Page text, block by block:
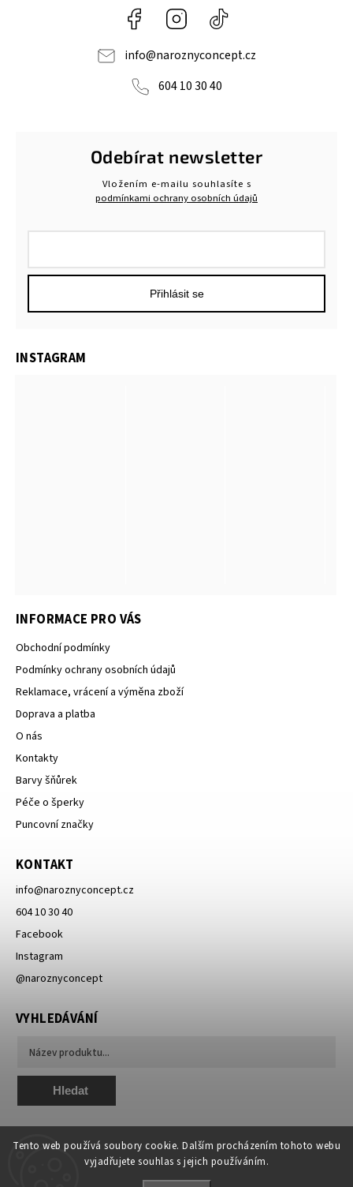
Tento web používá soubory cookie. Dalším procházením tohoto webu
vyjadřujete souhlas s jejich používáním.
Facebook Instagram
info@naroznyconcept.cz
604 10 30 40
Odebírat newsletter
Vložením e-mailu souhlasíte s
podmínkami ochrany osobních údajů
Přihlásit se
INFORMACE PRO VÁS
Obchodní podmínky
Podmínky ochrany osobních údajů
Reklamace, vrácení a výměna zboží
Doprava a platba
O nás
Kontakty
Barvy šňůrek
Péče o šperky
Puncovní značky
KONTAKT
info@naroznyconcept.cz
604 10 30 40
Facebook
Instagram
@naroznyconcept
VYHLEDÁVÁNÍ
Hledat
INSTAGRAM